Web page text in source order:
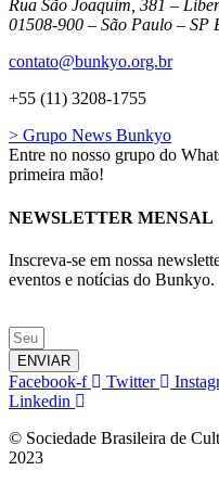
Rua São Joaquim, 381 –
01508-900 – São Paulo – SP
contato@bunkyo.org.br
+55 (11) 3208-1755
> Grupo News Bunkyo
Entre no nosso grupo do
primeira mão!
NEWSLETTER MENSAL
Inscreva-se em nossa
eventos e notícias do Bunkyo.
ENVIAR
Facebook-f Twitter
Linkedin
© Sociedade Brasileira de
2023